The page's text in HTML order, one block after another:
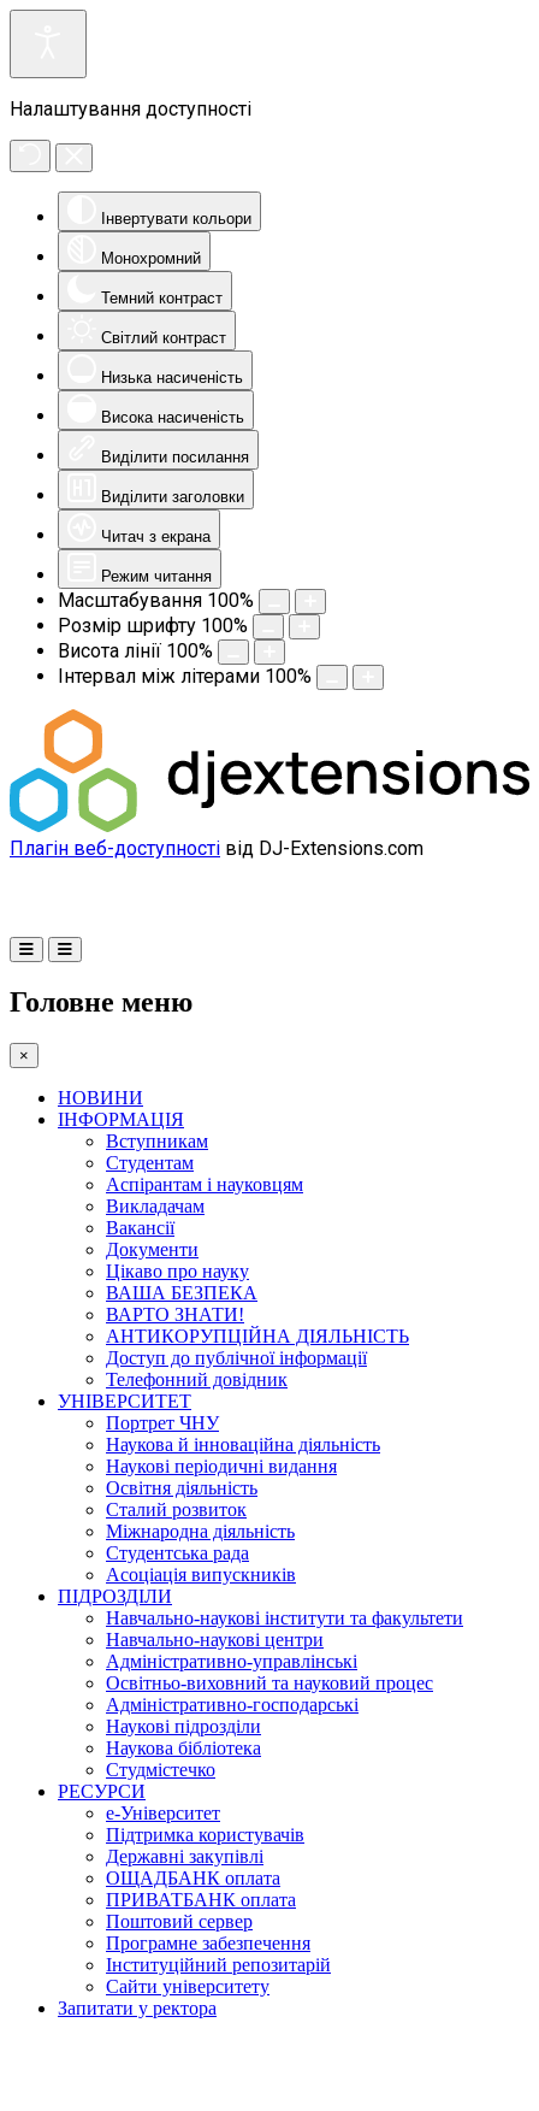
Налаштування доступності
Інвертувати кольори
Монохромний
Темний контраст
Світлий контраст
Низька насиченість
Висока насиченість
Виділити посилання
Виділити заголовки
Читач з екрана
Режим читання
Масштабування 100%
Розмір шрифту 100%
Висота лінії 100%
Інтервал між літерами 100%
Плагін веб-доступності від DJ-Extensions.com
Головне меню
×
НОВИНИ
ІНФОРМАЦІЯ
Вступникам
Студентам
Аспірантам і науковцям
Викладачам
Вакансії
Документи
Цікаво про науку
ВАША БЕЗПЕКА
ВАРТО ЗНАТИ!
АНТИКОРУПЦІЙНА ДІЯЛЬНІСТЬ
Доступ до публічної інформації
Телефонний довідник
УНІВЕРСИТЕТ
Портрет ЧНУ
Наукова й інноваційна діяльність
Наукові періодичні видання
Освітня діяльність
Сталий розвиток
Міжнародна діяльність
Студентська рада
Асоціація випускників
ПІДРОЗДІЛИ
Навчально-наукові інститути та факультети
Навчально-наукові центри
Адміністративно-управлінські
Освітньо-виховний та науковий процес
Адміністративно-господарські
Наукові підрозділи
Наукова бібліотека
Студмістечко
РЕСУРСИ
е-Університет
Підтримка користувачів
Державні закупівлі
ОЩАДБАНК оплата
ПРИВАТБАНК оплата
Поштовий сервер
Програмне забезпечення
Інституційний репозитарій
Сайти університету
Запитати у ректора